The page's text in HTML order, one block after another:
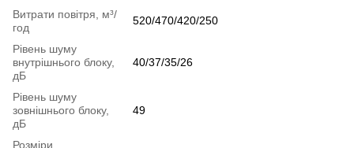
Витрати повітря, м³/
год
520/470/420/250
Рівень шуму
внутрішнього блоку,
дБ
40/37/35/26
Рівень шуму
зовнішнього блоку,
дБ
49
Розміри